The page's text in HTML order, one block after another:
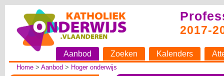
2017-
Aanbod Zoeken Kalenders
Home> Aanbod > Hoger onderwijs